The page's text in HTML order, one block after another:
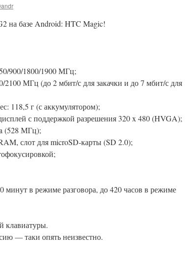
на базе Android: HTC Magic!
900/1800/1900 МГц;
МГц (до 2 мбит/с для закачки и до 7 мбит/с для
118,5 г (с аккумулятором);
с поддержкой разрешения 320 x 480 (HVGA);
(528 МГц);
слот для microSD-карты (SD 2.0);
минут в режиме разговора, до 420 часов в режиме
клавиатуры.
— таки опять неизвестно.